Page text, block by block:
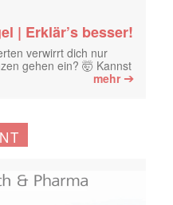
| Erklär’s besser!
verwirrt dich nur
gehen ein? 🤯 Kannst
mehr➔